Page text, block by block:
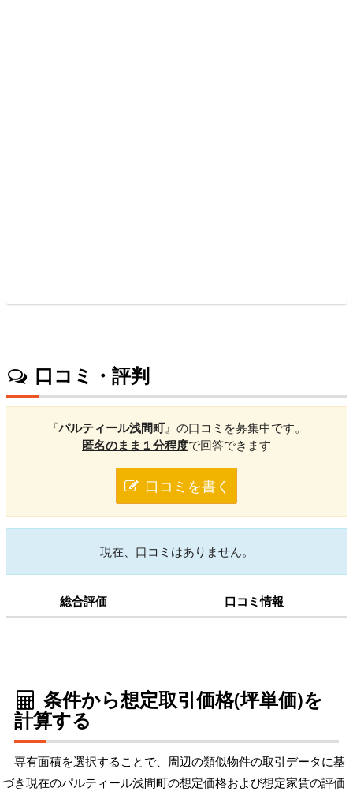
口コミ・評判
『パルティール浅間町』の口コミを募集中です。
匿名のまま１分程度で回答できます
口コミを書く
現在、口コミはありません。
総合評価 口コミ情報
条件から想定取引価格(坪単価)を
計算する
専有面積を選択することで、周辺の類似物件の取引データに基
づき現在のパルティール浅間町の想定価格および想定家賃の評価